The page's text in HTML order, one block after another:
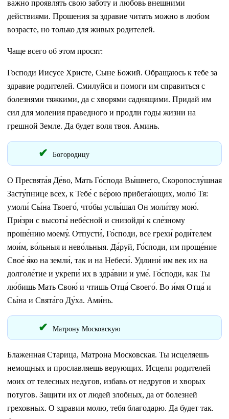
важно проявлять свою заботу и любовь внешними
действиями. Прошения за здравие читать можно в любом
возрасте, но только для живых родителей.
Чаще всего об этом просят:
Господи Иисусе Христе, Сыне Божий. Обращаюсь к тебе за
здравие родителей. Смилуйся и помоги им справиться с
болезнями тяжкими, да с хворями саднящими. Придай им
сил для моления праведного и продли годы жизни на
грешной Земле. Да будет воля твоя. Аминь.
Богородицу
О Пресвята́я Де́во, Мать Го́спода Вы́шнего, Скоропослу́шная
Засту́пнице всех, к Тебе́ с ве́рою прибега́ющих, молю́ Тя:
умоли́ Сы́на Твоего́, что́бы услы́шал Он моли́тву мою́.
При́зри с высоты́ небе́сной и снизойди́ к сле́зному
проше́нию моему́. Отпусти́, Го́споди, все грехи́ роди́телем
мои́м, во́льныя и нево́льныя. Да́руй, Го́споди, им проще́ние
Свое́ я́ко на земли́, так и на Небеси́. Удлини́ им век их на
долголе́тие и укрепи́ их в здра́вии и уме́. Го́споди, как Ты
лю́бишь Мать Свою́ и чтишь Отца́ Своего́. Во и́мя Отца́ и
Сы́на и Свята́го Ду́ха. Ами́нь.
Матрону Московскую
Блаженная Старица, Матрона Московская. Ты исцеляешь
немощных и прославляешь верующих. Исцели родителей
моих от телесных недугов, избавь от недругов и хворых
потугов. Защити их от людей злобных, да от болезней
греховных. О здравии молю, тебя благодарю. Да будет так.